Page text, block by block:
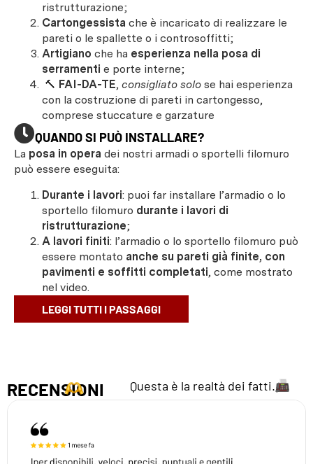
ristrutturazione;
Cartongessista che è incaricato di realizzare le
pareti o le spallette o i controsoffitti;
Artigiano che ha esperienza nella posa di
serramenti e porte interne;
🔨 FAI-DA-TE, consigliato solo se hai esperienza
con la costruzione di pareti in cartongesso,
comprese stuccature e garzature
QUANDO SI PUÒ INSTALLARE?
La posa in opera dei nostri armadi o sportelli filomuro
può essere eseguita:
Durante i lavori: puoi far installare l’armadio o lo
sportello filomuro durante i lavori di
ristrutturazione;
A lavori finiti: l’armadio o lo sportello filomuro può
essere montato anche su pareti già finite, con
pavimenti e soffitti completati, come mostrato
nel video.
LEGGI TUTTI I PASSAGGI
RECENSIONI Questa è la realtà dei fatti.